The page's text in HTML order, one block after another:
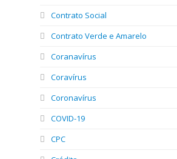
Contrato Social
Contrato Verde e Amarelo
Coranavírus
Coravírus
Coronavírus
COVID-19
CPC